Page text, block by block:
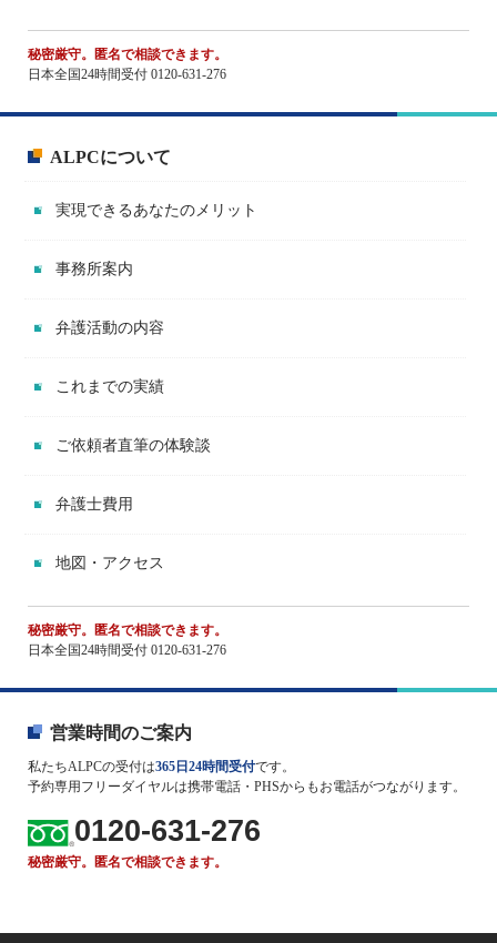
秘密厳守。匿名で相談できます。
日本全国24時間受付 0120-631-276
ALPCについて
実現できるあなたのメリット
事務所案内
弁護活動の内容
これまでの実績
ご依頼者直筆の体験談
弁護士費用
地図・アクセス
秘密厳守。匿名で相談できます。
日本全国24時間受付 0120-631-276
営業時間のご案内
私たちALPCの受付は365日24時間受付です。
予約専用フリーダイヤルは携帯電話・PHSからもお電話がつながります。
0120-631-276
秘密厳守。匿名で相談できます。